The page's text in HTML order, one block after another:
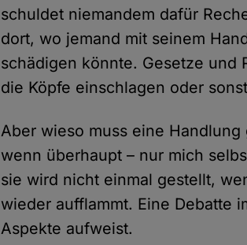
schuldet niemandem dafür
dort, wo jemand mit seinem
schädigen könnte. Gesetze und
die Köpfe einschlagen oder
Aber wieso muss eine
wenn überhaupt – nur mich
sie wird nicht einmal gestellt,
wieder aufflammt. Eine Debatte
Aspekte aufweist.